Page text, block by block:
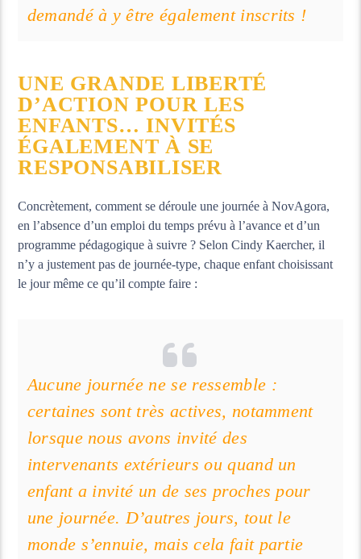
demandé à y être également inscrits !
UNE GRANDE LIBERTÉ
D’ACTION POUR LES
ENFANTS… INVITÉS
ÉGALEMENT À SE
RESPONSABILISER
Concrètement, comment se déroule une journée à NovAgora,
en l’absence d’un emploi du temps prévu à l’avance et d’un
programme pédagogique à suivre ? Selon Cindy Kaercher, il
n’y a justement pas de journée-type, chaque enfant choisissant
le jour même ce qu’il compte faire :
Aucune journée ne se ressemble :
certaines sont très actives, notamment
lorsque nous avons invité des
intervenants extérieurs ou quand un
enfant a invité un de ses proches pour
une journée. D’autres jours, tout le
monde s’ennuie, mais cela fait partie